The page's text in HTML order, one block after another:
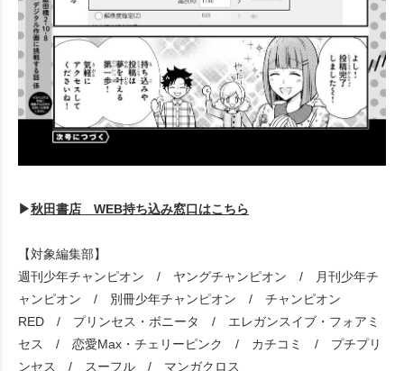
▶秋田書店 WEB持ち込み窓口はこちら
【対象編集部】
週刊少年チャンピオン / ヤングチャンピオン / 月刊少年チ
ャンピオン / 別冊少年チャンピオン / チャンピオン
RED / プリンセス・ボニータ / エレガンスイブ・フォアミ
セス / 恋愛Max・チェリーピンク / カチコミ / プチプリ
ンセス / スーフル / マンガクロス